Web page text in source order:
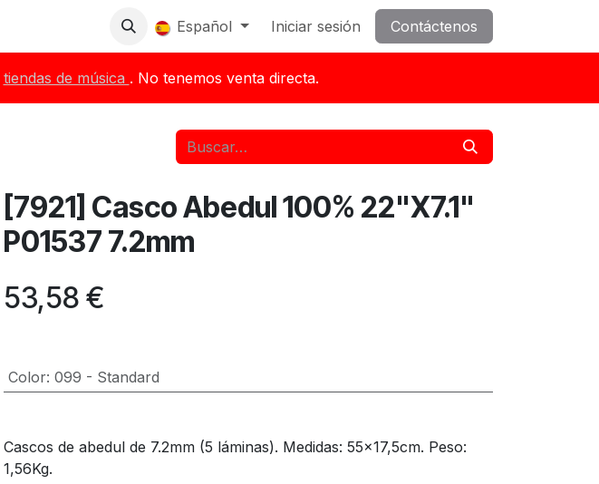
Español Iniciar sesión Contáctenos
tiendas de música . No tenemos venta directa.
[7921] Casco Abedul 100% 22"X7.1"
P01537 7.2mm
53,58 €
Color: 099 - Standard
Cascos de abedul de 7.2mm (5 láminas). Medidas: 55x17,5cm. Peso:
1,56Kg.